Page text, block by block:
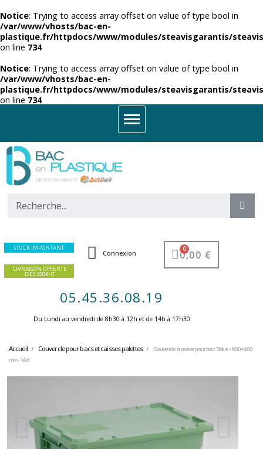
Notice: Trying to access array offset on value of type bool in
/var/www/vhosts/bac-en-
plastique.fr/httpdocs/www/modules/steavisgarantis/
on line 734
Notice: Trying to access array offset on value of type bool in
/var/www/vhosts/bac-en-
plastique.fr/httpdocs/www/modules/steavisgarantis/
on line 734
STOCK IMPORTANT
LIVRAISON OFFERTE
DES 350€HT
Connexion 0,00 €
05.45.36.08.19
Du Lundi au vendredi de 8h30 à 12h et de 14h à 17h30 ​
Accueil Couvercle pour bacs et caisses palettes
Couvercle à poser pour bac Tellus - 600×400
mm - Vert